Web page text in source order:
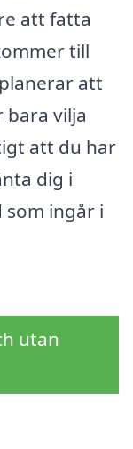
att fatta
till
att
vilja
att du har
dig i
ingår i
utan